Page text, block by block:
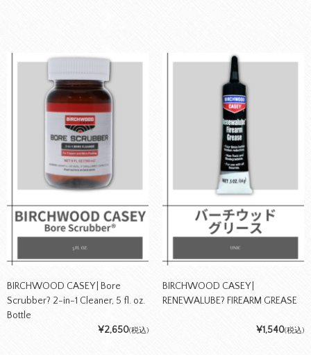
BIRCHWOOD CASEY | Bore
Scrubber? 2-in-1 Cleaner, 5 fl. oz.
Bottle
¥2,650(税込)
BIRCHWOOD CASEY |
RENEWALUBE? FIREARM GREASE
¥1,540(税込)